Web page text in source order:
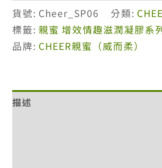
蜜
增
效-
情
潤
貨號: Cheer_SP06 分類:
標籤: 親蜜 增效情趣滋潤凝膠系
品牌: CHEER親蜜（威而柔）
描述